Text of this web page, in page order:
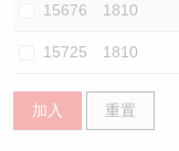
15676 1810
15725 1810
加入 重置